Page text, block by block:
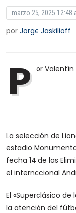
marzo 25, 2025 12:48
porJorge Jaskilioff
P or Valentín
La selección de
estadio
fecha 14 de las
el internacional
El «Superclásico
la atención del